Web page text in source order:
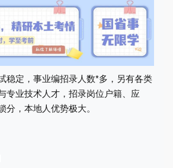
稳定，事业编招录人数*多，另有各类
专业技术人才， 招录岗位户籍、应
分，本地人优势极大。